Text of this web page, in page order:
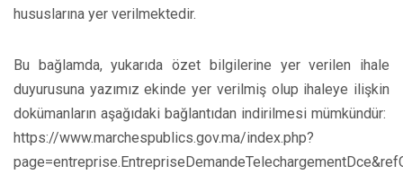
hususlarına yer verilmektedir.
Bu bağlamda, yukarıda özet bilgilerine yer verilen ihale
duyurusuna yazımız ekinde yer verilmiş olup ihaleye ilişkin
dokümanların aşağıdaki bağlantıdan indirilmesi mümkündür:
https://www.marchespublics.gov.ma/index.php?